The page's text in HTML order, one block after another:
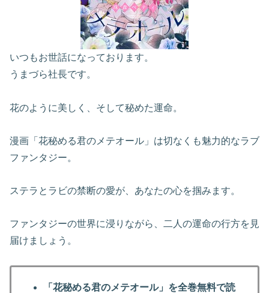
いつもお世話になっております。
うまづら社長です。
花のように美しく、そして秘めた運命。
漫画「花秘める君のメテオール」は切なくも魅力的なラブ
ファンタジー。
ステラとラビの禁断の愛が、あなたの心を掴みます。
ファンタジーの世界に浸りながら、二人の運命の行方を見
届けましょう。
「花秘める君のメテオール」を全巻無料で読